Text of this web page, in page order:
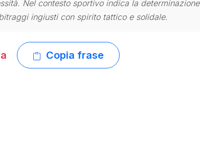
Nel contesto sportivo indica la determinazione
ingiusti con spirito tattico e solidale.
Copia frase